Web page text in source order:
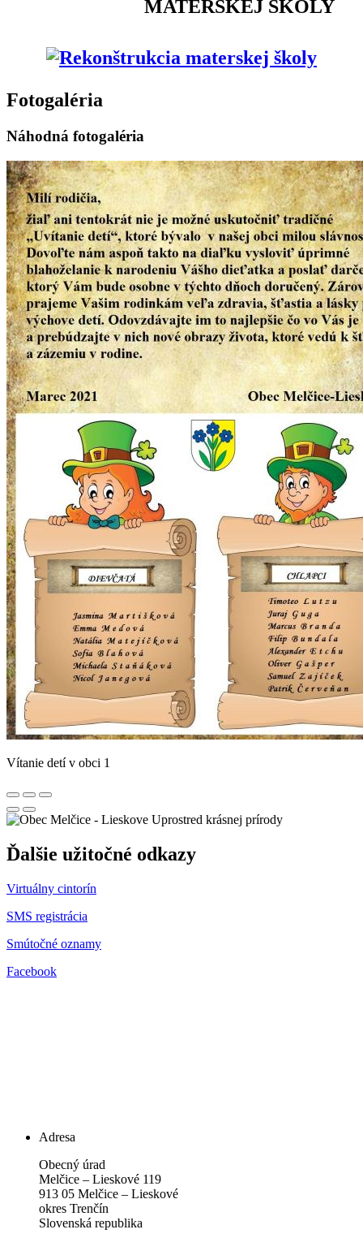
MATERSKEJ ŠKOLY
Fotogaléria
Náhodná fotogaléria
Vítanie detí v obci 1
Uprostred krásnej prírody
Ďalšie užitočné odkazy
Virtuálny cintorín
SMS registrácia
Smútočné oznamy
Facebook
Adresa
Obecný úrad
Melčice – Lieskové 119
913 05 Melčice – Lieskové
okres Trenčín
Slovenská republika